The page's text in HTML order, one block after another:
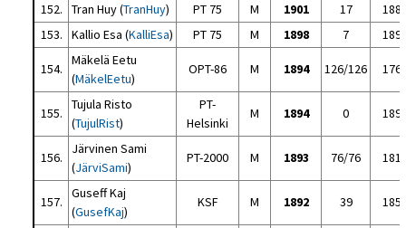
152. Tran Huy (TranHuy) PT 75 M 1901 17
153.
Kallio Esa (KalliEsa) PT 75 M 1898 7
154.
Mäkelä Eetu
(MäkelEetu)
OPT-86 M 1894 126/126
155.
Tujula Risto
(TujulRist)
PT-
Helsinki
M 1894 0
156.
Järvinen Sami
(JärviSami)
PT-2000 M 1893 76/76
157.
Guseff Kaj
(GusefKaj)
KSF M 1892 39